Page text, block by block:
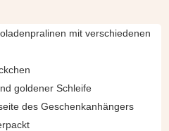
mit verschiedenen
goldener Schleife
des Geschenkanhängers